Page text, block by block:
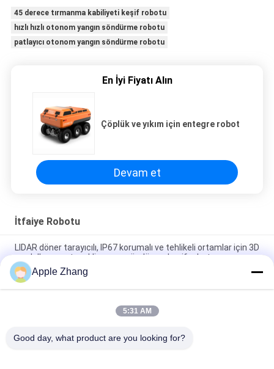
45 derece tırmanma kabiliyeti keşif robotu
hızlı hızlı otonom yangın söndürme robotu
patlayıcı otonom yangın söndürme robotu
En İyi Fiyatı Alın
Çöplük ve yıkım için entegre robot
Devam et
İtfaiye Robotu
LIDAR döner tarayıcılı, IP67 korumalı ve tehlikeli ortamlar için 3D
modelleme yetenekli yangın söndürme keşif robotu
Elektrik denetimi dört ayaklı robot köpek (yavru + kendi kendine
organize olan ağ + lazer navigasyon + endüstriyel kontrol
Apple Zhang
5:31 AM
Good day, what product are you looking for?